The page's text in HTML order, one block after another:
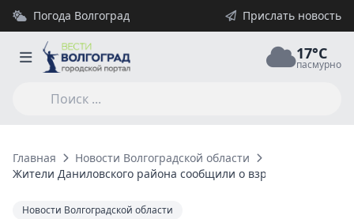
Погода Волгоград Прислать новость
17°C
пасмурно
Главная
Новости Волгоградской области
Жители Даниловского района сообщили о взрывах в небе во
Новости Волгоградской области